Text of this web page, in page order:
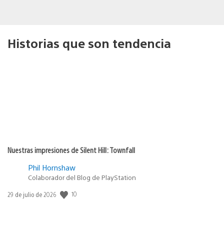
Historias que son tendencia
Nuestras impresiones de Silent Hill: Townfall
Phil Hornshaw
Colaborador del Blog de PlayStation
Fecha
29 de julio de 2026 10